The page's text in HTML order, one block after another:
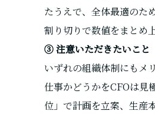
たうえで、全体最適のた
割り切りで数値をまとめ
③ 注意いただきたいこと
いずれの組織体制にもメ
仕事かどうかをCFOは見
位」で計画を立案、生産